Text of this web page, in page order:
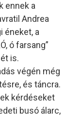
ennek a
Andrea
éneket, a
ó farsang”
is.
végén még
és táncra.
kérdéseket
busó álarc,